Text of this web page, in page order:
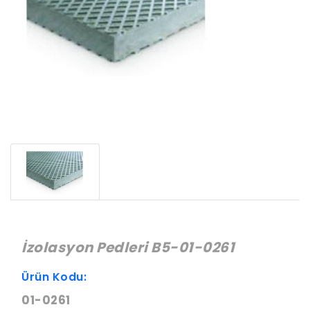
İzolasyon Pedleri B5-01-0261
Ürün Kodu:
01-0261